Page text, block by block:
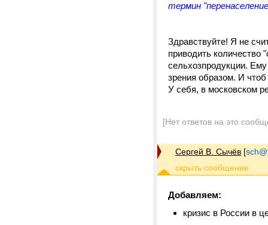
термин
Здравствуйте! Я не
приводить количество
сельхозпродукции. Ему
зрения образом. И
У себя, в московском
[Нет ответов на это
Сергей В. Сычёв [
Добавляем:
кризис в России в